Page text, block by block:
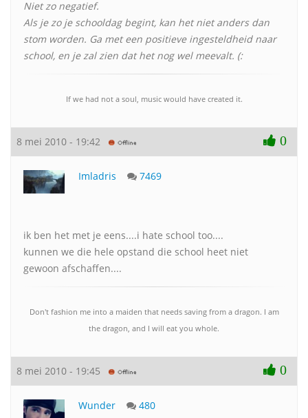
Niet zo negatief.
Als je zo je schooldag begint, kan het niet anders dan
stom worden. Ga met een positieve ingesteldheid naar
school, en je zal zien dat het nog wel meevalt. (:
If we had not a soul, music would have created it.
8 mei 2010 - 19:42 0
Imladris 7469
ik ben het met je eens....i hate school too....
kunnen we die hele opstand die school heet niet
gewoon afschaffen....
Don't fashion me into a maiden that needs saving from a dragon. I am
the dragon, and I will eat you whole.
8 mei 2010 - 19:45 0
Wunder 480